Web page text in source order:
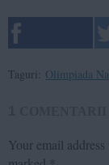
Taguri: Olimpiada
Your email